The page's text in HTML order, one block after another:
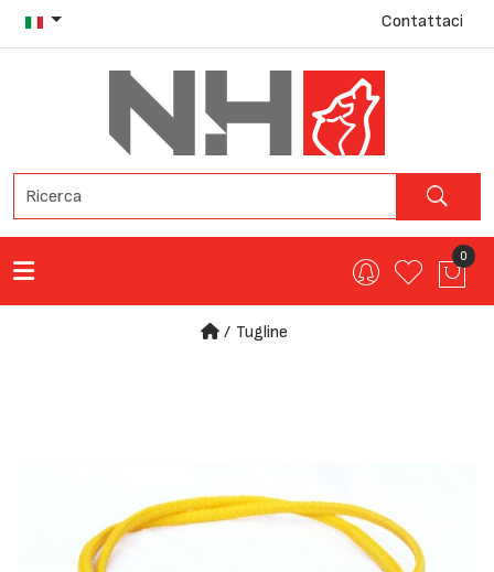
Contattaci
0
Tugline